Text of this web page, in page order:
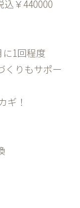
￥440000
に1回程度
くりもサポー
ギ！